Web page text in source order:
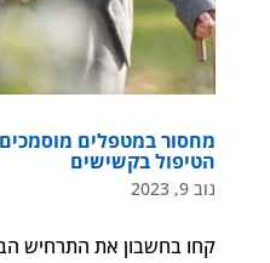
מחסור במטפלים
הטיפול בקשישים
נוב 9, 2023